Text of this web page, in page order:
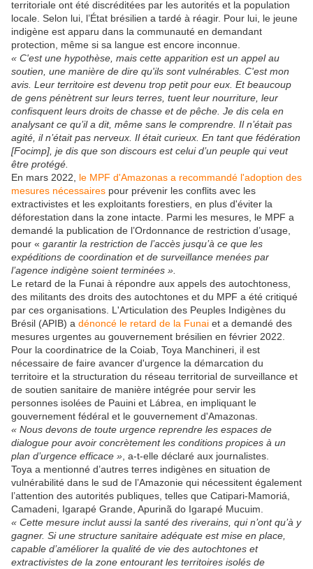
territoriale ont été discréditées par les autorités et la population
locale. Selon lui, l’État brésilien a tardé à réagir. Pour lui, le jeune
indigène est apparu dans la communauté en demandant
protection, même si sa langue est encore inconnue.
« C'est une hypothèse, mais cette apparition est un appel au
soutien, une manière de dire qu'ils sont vulnérables. C'est mon
avis. Leur territoire est devenu trop petit pour eux. Et beaucoup
de gens pénètrent sur leurs terres, tuent leur nourriture, leur
confisquent leurs droits de chasse et de pêche. Je dis cela en
analysant ce qu’il a dit, même sans le comprendre. Il n’était pas
agité, il n’était pas nerveux. Il était curieux. En tant que fédération
[Focimp], je dis que son discours est celui d’un peuple qui veut
être protégé.
En mars 2022, le MPF d'Amazonas a recommandé l'adoption des
mesures nécessaires pour prévenir les conflits avec les
extractivistes et les exploitants forestiers, en plus d'éviter la
déforestation dans la zone intacte. Parmi les mesures, le MPF a
demandé la publication de l’Ordonnance de restriction d’usage,
pour « garantir la restriction de l’accès jusqu’à ce que les
expéditions de coordination et de surveillance menées par
l’agence indigène soient terminées ».
Le retard de la Funai à répondre aux appels des autochtoness,
des militants des droits des autochtones et du MPF a été critiqué
par ces organisations. L'Articulation des Peuples Indigènes du
Brésil (APIB) a dénoncé le retard de la Funai et a demandé des
mesures urgentes au gouvernement brésilien en février 2022.
Pour la coordinatrice de la Coiab, Toya Manchineri, il est
nécessaire de faire avancer d'urgence la démarcation du
territoire et la structuration du réseau territorial de surveillance et
de soutien sanitaire de manière intégrée pour servir les
personnes isolées de Pauini et Lábrea, en impliquant le
gouvernement fédéral et le gouvernement d'Amazonas.
« Nous devons de toute urgence reprendre les espaces de
dialogue pour avoir concrètement les conditions propices à un
plan d’urgence efficace » , a-t-elle déclaré aux journalistes.
Toya a mentionné d’autres terres indigènes en situation de
vulnérabilité dans le sud de l’Amazonie qui nécessitent également
l’attention des autorités publiques, telles que Catipari-Mamoriá,
Camadeni, Igarapé Grande, Apurinã do Igarapé Mucuim.
« Cette mesure inclut aussi la santé des riverains, qui n’ont qu’à y
gagner. Si une structure sanitaire adéquate est mise en place,
capable d’améliorer la qualité de vie des autochtones et
extractivistes de la zone entourant les territoires isolés de